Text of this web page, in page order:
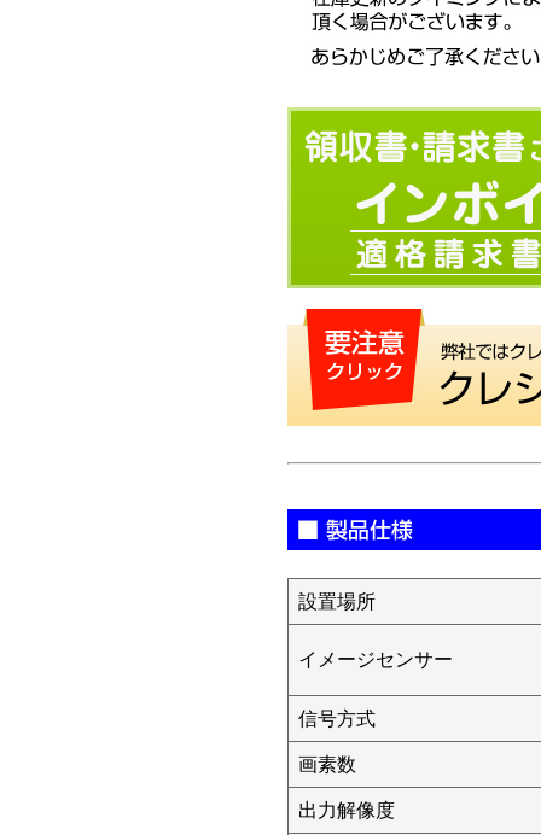
設置場所
イメージセンサー
信号方式
画素数
出力解像度